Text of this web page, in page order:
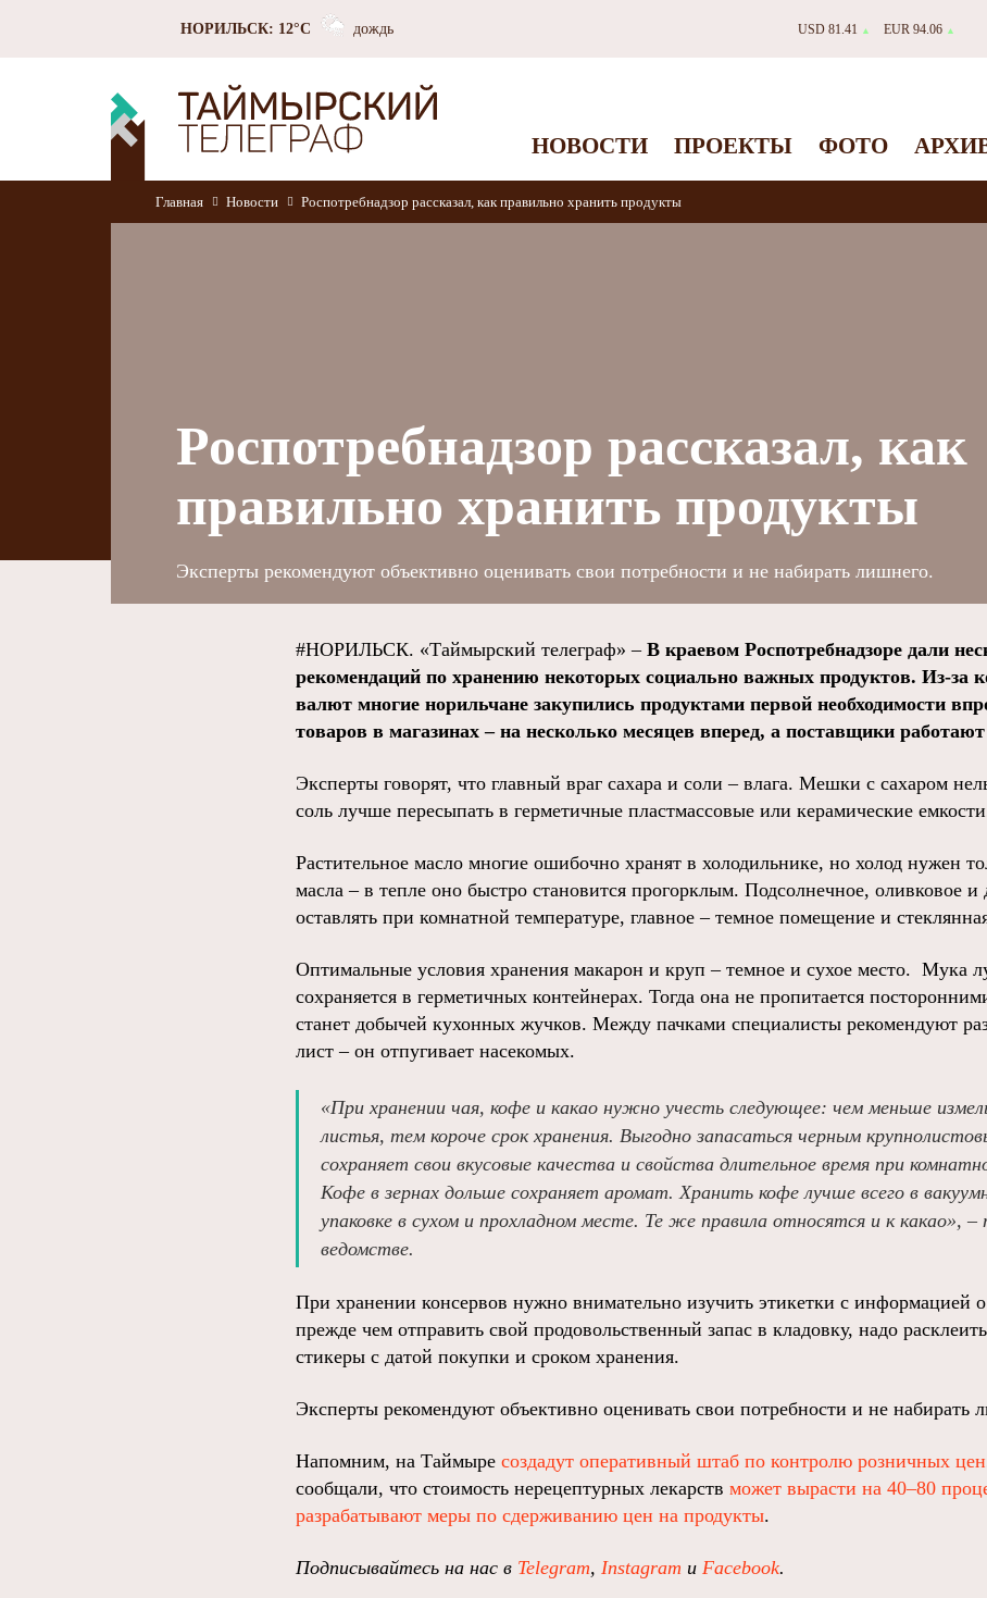
НОРИЛЬСК: 12°C дождь USD 81.41 ▲ EUR 94.06 ▲
НОВОСТИ ПРОЕКТЫ ФОТО
Главная Новости Роспотребнадзор рассказал, как правильно хранить продукты
Роспотребнадзор рассказал, как
правильно хранить продукты
Эксперты рекомендуют объективно оценивать свои потребности и не набирать лишнего.
#НОРИЛЬСК. «Таймырский телеграф» – В краевом Роспотребнадзоре дали
рекомендаций по хранению некоторых социально важных продуктов. Из-за
валют многие норильчане закупились продуктами первой необходимости
товаров в магазинах – на несколько месяцев вперед, а поставщики работают
Эксперты говорят, что главный враг сахара и соли – влага. Мешки с сахаром
соль лучше пересыпать в герметичные пластмассовые или керамические
Растительное масло многие ошибочно хранят в холодильнике, но холод нужен
масла – в тепле оно быстро становится прогорклым. Подсолнечное, оливковое
оставлять при комнатной температуре, главное – темное помещение и
Оптимальные условия хранения макарон и круп – темное и сухое место. Мука
сохраняется в герметичных контейнерах. Тогда она не пропитается
станет добычей кухонных жучков. Между пачками специалисты рекомендуют
лист – он отпугивает насекомых.
«При хранении чая, кофе и какао нужно учесть следующее: чем меньше
листья, тем короче срок хранения. Выгодно запасаться черным
сохраняет свои вкусовые качества и свойства длительное время при
Кофе в зернах дольше сохраняет аромат. Хранить кофе лучше всего в
упаковке в сухом и прохладном месте. Те же правила относятся и к какао», –
ведомстве.
При хранении консервов нужно внимательно изучить этикетки с информацией
прежде чем отправить свой продовольственный запас в кладовку, надо
стикеры с датой покупки и сроком хранения.
Эксперты рекомендуют объективно оценивать свои потребности и не набирать
Напомним, на Таймыре создадут оперативный штаб по контролю розничных цен
сообщали, что стоимость нерецептурных лекарств может вырасти на 40–80
разрабатывают меры по сдерживанию цен на продукты.
Подписывайтесь на нас в Telegram, Instagram и Facebook.